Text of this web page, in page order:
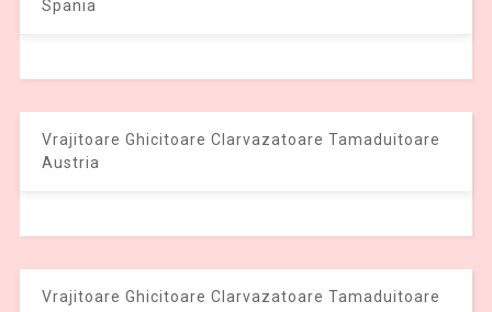
Spania
Vrajitoare Ghicitoare Clarvazatoare Tamaduitoare
Austria
Vrajitoare Ghicitoare Clarvazatoare Tamaduitoare